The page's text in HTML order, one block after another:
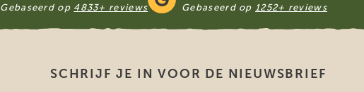
Gebaseerd op 4833+ reviews Gebaseerd op 1252+ reviews
SCHRIJF JE IN VOOR DE NIEUWSBRIEF